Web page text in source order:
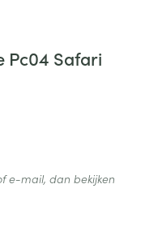
Pc04 Safari
e-mail, dan bekijken